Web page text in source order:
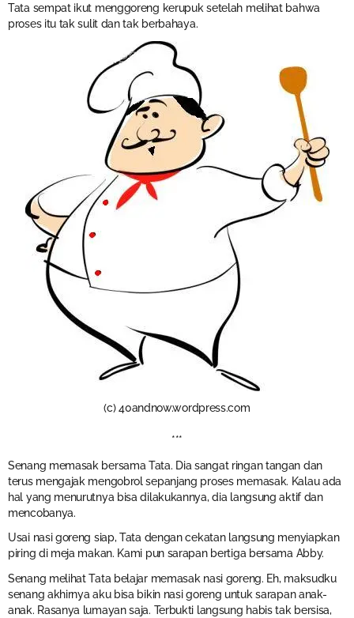
Tata sempat ikut menggoreng kerupuk setelah melihat bahwa
proses itu tak sulit dan tak berbahaya.
(c) 40andnow.wordpress.com
***
Senang memasak bersama Tata. Dia sangat ringan tangan dan
terus mengajak mengobrol sepanjang proses memasak. Kalau ada
hal yang menurutnya bisa dilakukannya, dia langsung aktif dan
mencobanya.
Usai nasi goreng siap, Tata dengan cekatan langsung menyiapkan
piring di meja makan. Kami pun sarapan bertiga bersama Abby.
Senang melihat Tata belajar memasak nasi goreng. Eh, maksudku
senang akhirnya aku bisa bikin nasi goreng untuk sarapan anak-
anak. Rasanya lumayan saja. Terbukti langsung habis tak bersisa,